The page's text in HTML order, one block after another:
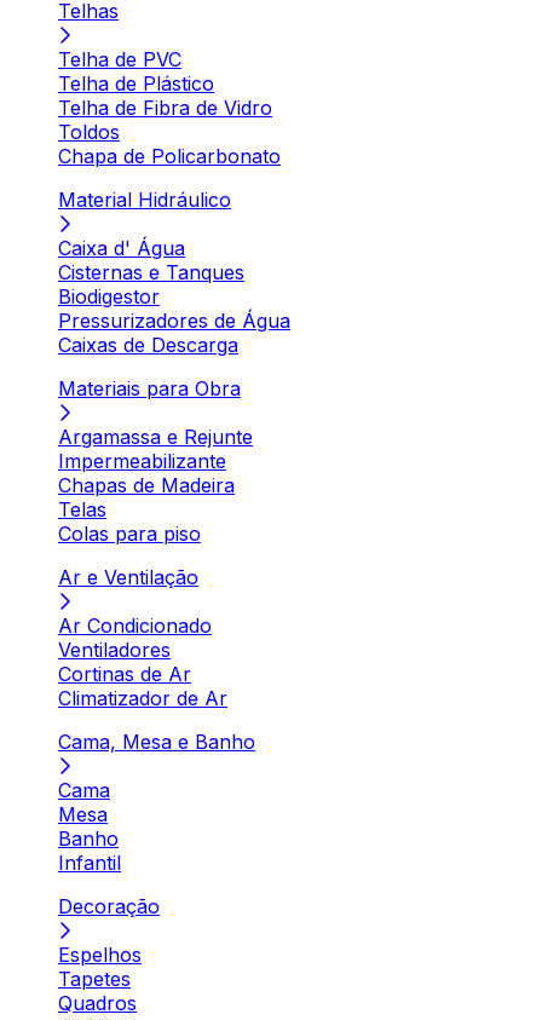
Telhas
Telha de PVC
Telha de Plástico
Telha de Fibra de Vidro
Toldos
Chapa de Policarbonato
Material Hidráulico
Caixa d' Água
Cisternas e Tanques
Biodigestor
Pressurizadores de Água
Caixas de Descarga
Materiais para Obra
Argamassa e Rejunte
Impermeabilizante
Chapas de Madeira
Telas
Colas para piso
Ar e Ventilação
Ar Condicionado
Ventiladores
Cortinas de Ar
Climatizador de Ar
Cama, Mesa e Banho
Cama
Mesa
Banho
Infantil
Decoração
Espelhos
Tapetes
Quadros